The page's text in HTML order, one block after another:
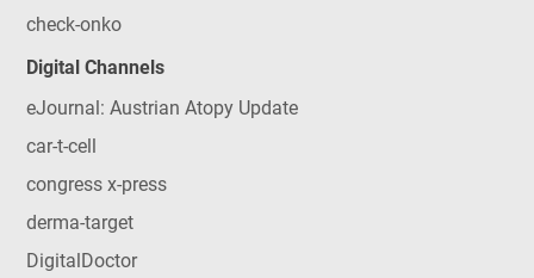
check-onko
Digital Channels
eJournal: Austrian Atopy Update
car-t-cell
congress x-press
derma-target
DigitalDoctor